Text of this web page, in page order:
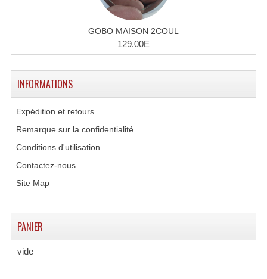
Consoles Éclairage DMX
Dispatches
Gyrophares À Leds
GOBO MAISON 2COUL
129.00E
INFORMATIONS
Expédition et retours
Remarque sur la confidentialité
Conditions d'utilisation
Contactez-nous
Site Map
PANIER
vide